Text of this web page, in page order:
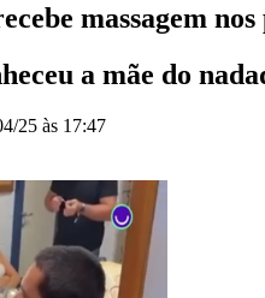
massagem
a mãe do
25 às 17:47